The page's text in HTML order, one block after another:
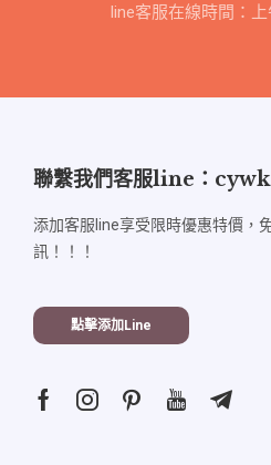
line客服在線時間：
聯繫我們客服line：
添加客服line享受限時優惠特價，
訊！！！
點擊添加line